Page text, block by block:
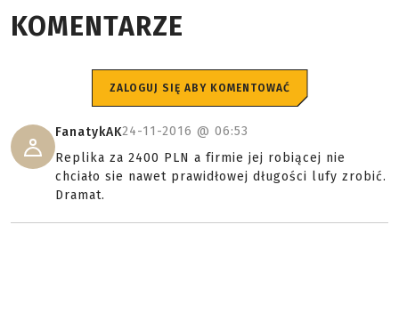
KOMENTARZE
ZALOGUJ SIĘ ABY KOMENTOWAĆ
FanatykAK24-11-2016 @ 06:53
Replika za 2400 PLN a firmie jej robiącej nie
chciało sie nawet prawidłowej długości lufy zrobić.
Dramat.